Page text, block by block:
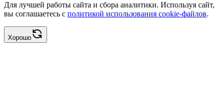
Для лучшей работы сайта и сбора аналитики. Используя сайт,
вы соглашаетесь с политикой использования cookie-файлов.
Хорошо